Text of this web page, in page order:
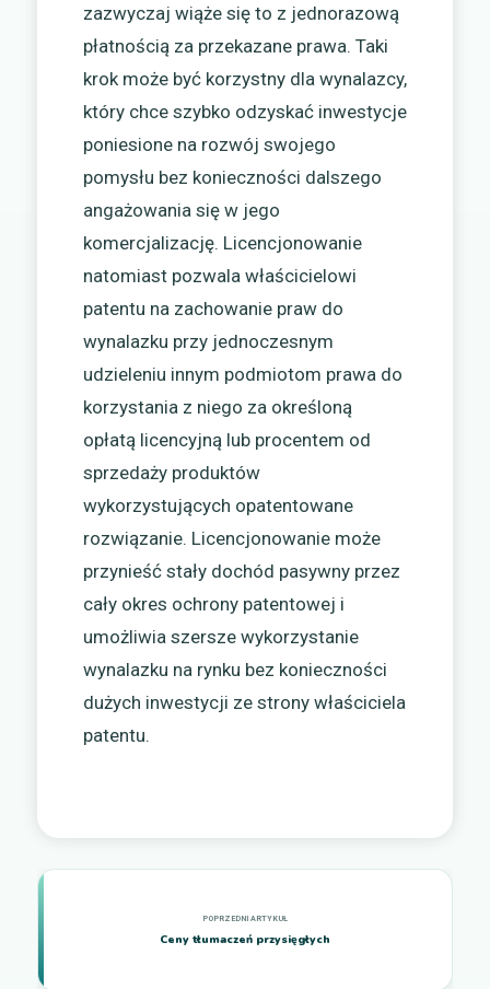
zazwyczaj wiąże się to z jednorazową
płatnością za przekazane prawa. Taki
krok może być korzystny dla wynalazcy,
który chce szybko odzyskać inwestycje
poniesione na rozwój swojego
pomysłu bez konieczności dalszego
angażowania się w jego
komercjalizację. Licencjonowanie
natomiast pozwala właścicielowi
patentu na zachowanie praw do
wynalazku przy jednoczesnym
udzieleniu innym podmiotom prawa do
korzystania z niego za określoną
opłatą licencyjną lub procentem od
sprzedaży produktów
wykorzystujących opatentowane
rozwiązanie. Licencjonowanie może
przynieść stały dochód pasywny przez
cały okres ochrony patentowej i
umożliwia szersze wykorzystanie
wynalazku na rynku bez konieczności
dużych inwestycji ze strony właściciela
patentu.
Ceny tłumaczeń przysięgłych